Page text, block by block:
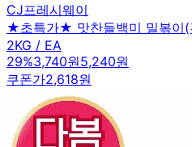
CJ프레시웨이
★초특가★ 맛찬들백미 밀볶이(
2KG / EA
29%3,740원5,240원
쿠폰가2,618원